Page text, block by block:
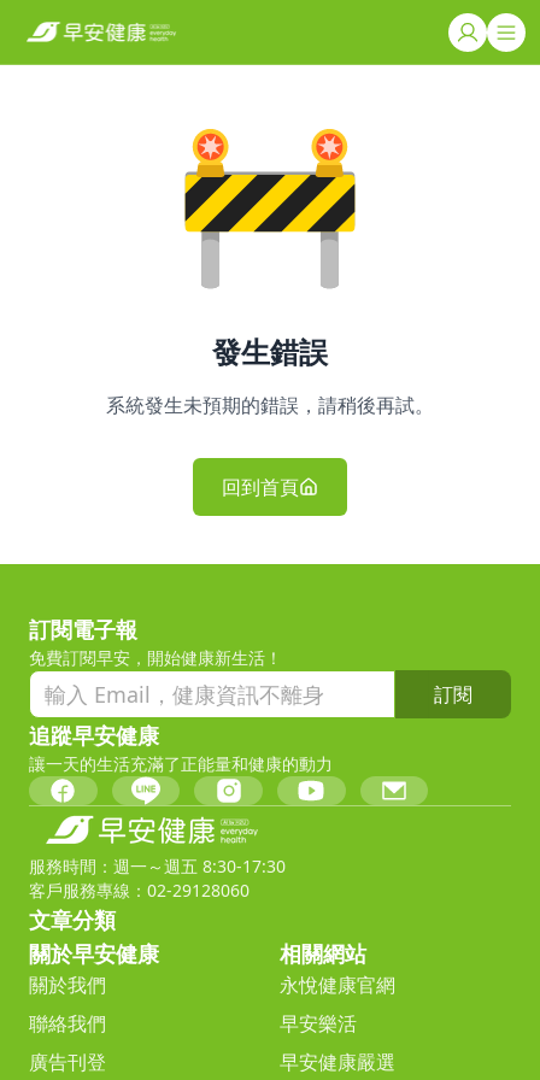
發生錯誤
系統發生未預期的錯誤，請稍後再試。
回到首頁
訂閱電子報
免費訂閱早安，開始健康新生活！
訂閱
追蹤早安健康
讓一天的生活充滿了正能量和健康的動力
服務時間：週一～週五 8:30-17:30
客戶服務專線：02-29128060
文章分類
關於早安健康
關於我們
聯絡我們
廣告刊登
相關網站
永悅健康官網
早安樂活
早安健康嚴選